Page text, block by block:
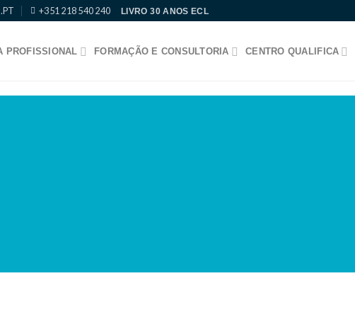
+351 218 540 240 LIVRO 30 ANOS ECL
PROFISSIONAL FORMAÇÃO E CONSULTORIA CENTRO QUALIFICA